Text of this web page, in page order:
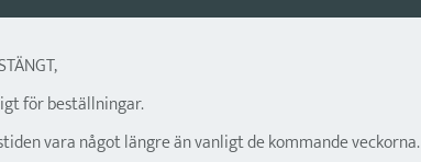
för beställningar.
vara något längre än vanligt de kommande veckorna.